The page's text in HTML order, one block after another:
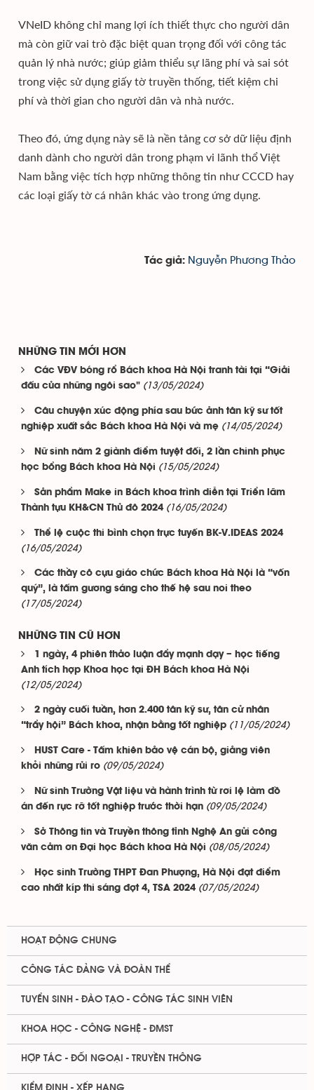
VNeID không chỉ mang lợi ích thiết thực cho người dân
mà còn giữ vai trò đặc biệt quan trọng đối với công tác
quản lý nhà nước; giúp giảm thiểu sự lãng phí và sai sót
trong việc sử dụng giấy tờ truyền thống, tiết kiệm chi
phí và thời gian cho người dân và nhà nước.
Theo đó, ứng dụng này sẽ là nền tảng cơ sở dữ liệu định
danh dành cho người dân trong phạm vi lãnh thổ Việt
Nam bằng việc tích hợp những thông tin như CCCD hay
các loại giấy tờ cá nhân khác vào trong ứng dụng.
Tác giả: Nguyễn Phương Thảo
NHỮNG TIN MỚI HƠN
Các VĐV bóng rổ Bách khoa Hà Nội tranh tài tại “Giải
đấu của những ngôi sao" (13/05/2024)
Câu chuyện xúc động phía sau bức ảnh tân kỹ sư tốt
nghiệp xuất sắc Bách khoa Hà Nội và mẹ (14/05/2024)
Nữ sinh năm 2 giành điểm tuyệt đối, 2 lần chinh phục
học bổng Bách khoa Hà Nội (15/05/2024)
Sản phẩm Make in Bách khoa trình diễn tại Triển lãm
Thành tựu KH&CN Thủ đô 2024 (16/05/2024)
Thể lệ cuộc thi bình chọn trực tuyến BK-V.IDEAS 2024
(16/05/2024)
Các thầy cô cựu giáo chức Bách khoa Hà Nội là “vốn
quý”, là tấm gương sáng cho thế hệ sau noi theo
(17/05/2024)
NHỮNG TIN CŨ HƠN
1 ngày, 4 phiên thảo luận đẩy mạnh dạy – học tiếng
Anh tích hợp Khoa học tại ĐH Bách khoa Hà Nội
(12/05/2024)
2 ngày cuối tuần, hơn 2.400 tân kỹ sư, tân cử nhân
“trẩy hội” Bách khoa, nhận bằng tốt nghiệp (11/05/2024)
HUST Care - Tấm khiên bảo vệ cán bộ, giảng viên
khỏi những rủi ro (09/05/2024)
Nữ sinh Trường Vật liệu và hành trình từ rơi lệ làm đồ
án đến rực rỡ tốt nghiệp trước thời hạn (09/05/2024)
Sở Thông tin và Truyền thông tỉnh Nghệ An gửi công
văn cảm ơn Đại học Bách khoa Hà Nội (08/05/2024)
Học sinh Trường THPT Đan Phượng, Hà Nội đạt điểm
cao nhất kíp thi sáng đợt 4, TSA 2024 (07/05/2024)
HOẠT ĐỘNG CHUNG
CÔNG TÁC ĐẢNG VÀ ĐOÀN THỂ
TUYỂN SINH - ĐÀO TẠO - CÔNG TÁC SINH VIÊN
KHOA HỌC - CÔNG NGHỆ - ĐMST
HỢP TÁC - ĐỐI NGOẠI - TRUYỀN THÔNG
KIỂM ĐỊNH - XẾP HẠNG